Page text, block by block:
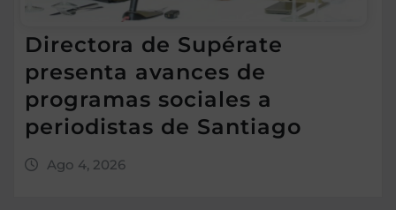
Directora de Supérate
presenta avances de
programas sociales a
periodistas de Santiago
Ago 4, 2026